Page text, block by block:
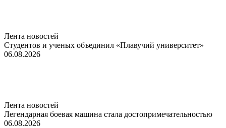
Лента новостей
Студентов и ученых объединил «Плавучий университет»
06.08.2026
Лента новостей
Легендарная боевая машина стала достопримечательностью
06.08.2026